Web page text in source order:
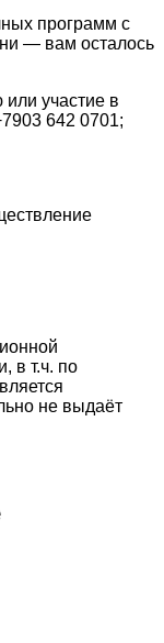
программ с
— вам осталось
или участие в
642 0701;
в т.ч. по
не выдаёт